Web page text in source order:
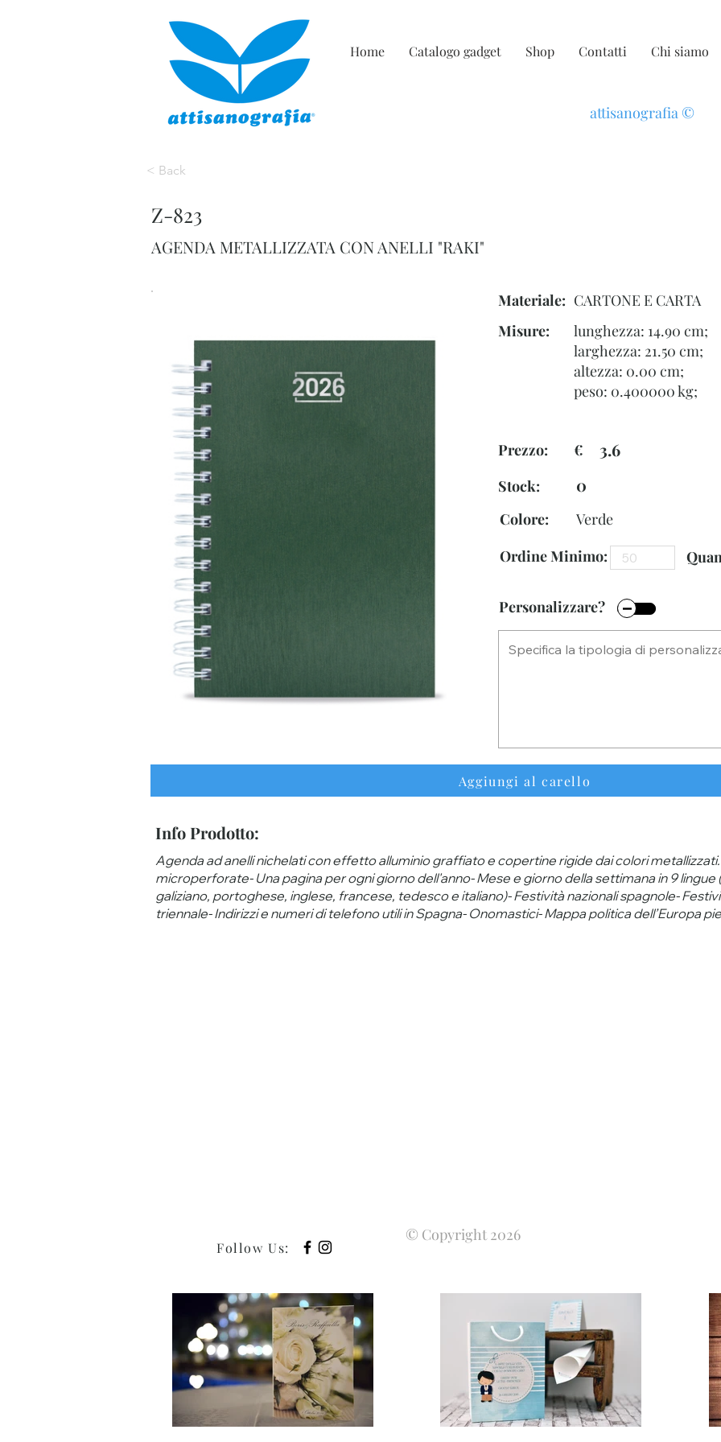
Home Catalogo gadget Shop Contatti Chi siamo
attisanografia ©
< Back
Z-823
AGENDA METALLIZZATA CON ANELLI "RAKI"
Materiale: CARTONE E CARTA
Misure:
lunghezza: 14.90 cm;
larghezza: 21.50 cm;
altezza: 0.00 cm;
peso: 0.400000 kg;
Prezzo: € 3.6
Stock: 0
Verde
Colore:
Ordine Minimo:
Personalizzare?
Aggiungi al carello
Info Prodotto:
Agenda ad anelli nichelati con effetto alluminio graffiato e copertine rigide dai colori
microperforate- Una pagina per ogni giorno dell'anno- Mese e giorno della settimana in 9
galiziano, portoghese, inglese, francese, tedesco e italiano)- Festività nazionali spagnole-
triennale- Indirizzi e numeri di telefono utili in Spagna- Onomastici- Mappa politica dell’Europa
Follow Us:
© Copyright 2026